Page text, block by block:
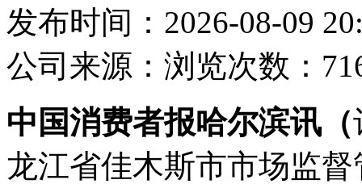
发布时间：2026-08-09
公司 来源： 浏览次数：
中国消费者报哈尔滨讯（
龙江省佳木斯市市场监